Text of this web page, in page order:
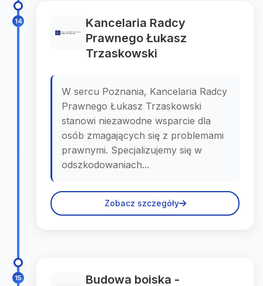
14
Kancelaria Radcy
Prawnego Łukasz
Trzaskowski
W sercu Poznania, Kancelaria Radcy
Prawnego Łukasz Trzaskowski
stanowi niezawodne wsparcie dla
osób zmagających się z problemami
prawnymi. Specjalizujemy się w
odszkodowaniach...
Zobacz szczegóły
15 Budowa boiska -